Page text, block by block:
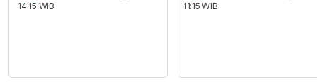
14:15 WIB
11:15 WIB